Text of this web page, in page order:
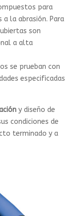
para
la abrasión. Para
son
a alta
se prueban con
especificadas
y diseño de
condiciones de
terminado y a